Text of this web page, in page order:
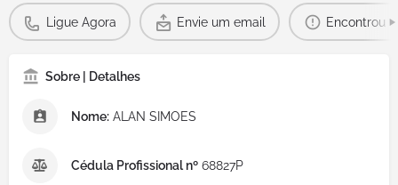
Ligue Agora Envie um email Encontrou
Sobre | Detalhes
Nome: ALAN SIMOES
Cédula Profissional nº 68827P